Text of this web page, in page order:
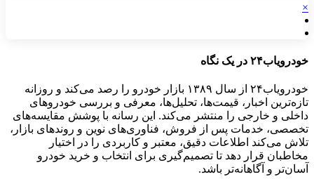
×
خودرویاب۲۴ در یک نگاه
خودرویاب۲۴ از سال ۱۳۸۹ بازار خودرو را رصد می‌کند و روزانه
تازه‌ترین اخبار، قیمت‌ها، تحلیل‌ها، معرفی و بررسی خودروهای
داخلی و خارجی را منتشر می‌کند. این رسانه با پوشش مقایسه‌های
تخصصی، خدمات پس از فروش، فناوری‌های نوین و روندهای بازار،
تلاش می‌کند اطلاعات دقیق، معتبر و کاربردی را در اختیار
مخاطبان قرار دهد تا تصمیم‌گیری برای انتخاب و خرید خودرو
آسان‌تر و آگاهانه‌تر باشد.